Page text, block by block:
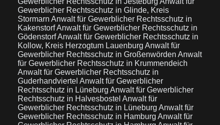
Gewerblicher Rechtsschutz in Glinde, Kreis
Stormarn Anwalt für Gewerblicher Rechtsschutz in
KakenstorfAnwalt für Gewerblicher Rechtsschutz in
GödenstorfAnwalt für Gewerblicher Rechtsschutz in
Kollow, Kreis Herzogtum Lauenburg Anwalt für
Gewerblicher Rechtsschutz in Großenwörden Anwalt
für Gewerblicher Rechtsschutz in Krummendeich
Anwalt für Gewerblicher Rechtsschutz in
Guderhandviertel Anwalt für Gewerblicher
Rechtsschutz in Lüneburg Anwalt für Gewerblicher
Rechtsschutz in Halvesbostel Anwalt für
Gewerblicher Rechtsschutz in Lüneburg Anwalt für
Gewerblicher Rechtsschutz in Hamburg Anwalt für